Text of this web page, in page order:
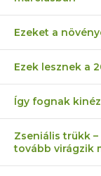
Ezeket a
Ezek lesznek a
Így fognak
Zseniális trükk
tovább virágzik